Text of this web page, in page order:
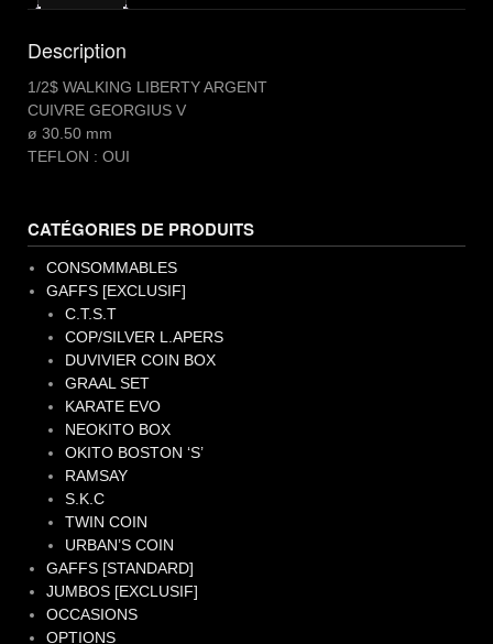
Description
1/2$ WALKING LIBERTY ARGENT
CUIVRE GEORGIUS V
ø 30.50 mm
TEFLON : OUI
CATÉGORIES DE PRODUITS
CONSOMMABLES
GAFFS [EXCLUSIF]
C.T.S.T
COP/SILVER L.APERS
DUVIVIER COIN BOX
GRAAL SET
KARATE EVO
NEOKITO BOX
OKITO BOSTON ‘S’
RAMSAY
S.K.C
TWIN COIN
URBAN’S COIN
GAFFS [STANDARD]
JUMBOS [EXCLUSIF]
OCCASIONS
OPTIONS